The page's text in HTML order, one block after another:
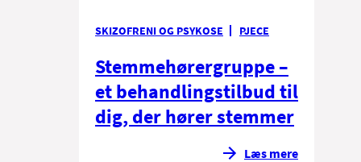
SKIZOFRENI OG PSYKOSE PJECE
Stemmehørergruppe –
et behandlingstilbud til
dig, der hører stemmer
Læs mere